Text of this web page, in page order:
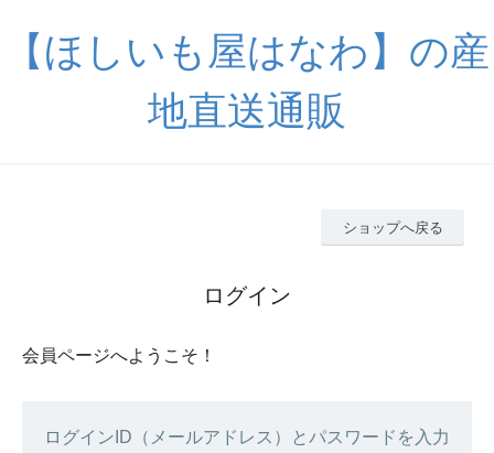
【ほしいも屋はなわ】の産
地直送通販
ショップへ戻る
ログイン
会員ページへようこそ！
ログインID（メールアドレス）とパスワードを入力